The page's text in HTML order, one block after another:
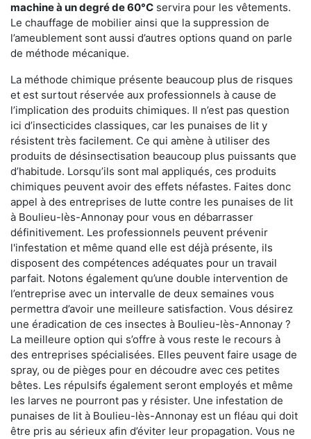
machine à un degré de 60°C servira pour les vêtements.
Le chauffage de mobilier ainsi que la suppression de
l’ameublement sont aussi d’autres options quand on parle
de méthode mécanique.
La méthode chimique présente beaucoup plus de risques
et est surtout réservée aux professionnels à cause de
l’implication des produits chimiques. Il n’est pas question
ici d’insecticides classiques, car les punaises de lit y
résistent très facilement. Ce qui amène à utiliser des
produits de désinsectisation beaucoup plus puissants que
d’habitude. Lorsqu’ils sont mal appliqués, ces produits
chimiques peuvent avoir des effets néfastes. Faites donc
appel à des entreprises de lutte contre les punaises de lit
à Boulieu-lès-Annonay pour vous en débarrasser
définitivement. Les professionnels peuvent prévenir
l'infestation et même quand elle est déjà présente, ils
disposent des compétences adéquates pour un travail
parfait. Notons également qu’une double intervention de
l’entreprise avec un intervalle de deux semaines vous
permettra d’avoir une meilleure satisfaction. Vous désirez
une éradication de ces insectes à Boulieu-lès-Annonay ?
La meilleure option qui s’offre à vous reste le recours à
des entreprises spécialisées. Elles peuvent faire usage de
spray, ou de pièges pour en découdre avec ces petites
bêtes. Les répulsifs également seront employés et même
les larves ne pourront pas y résister. Une infestation de
punaises de lit à Boulieu-lès-Annonay est un fléau qui doit
être pris au sérieux afin d’éviter leur propagation. Vous ne